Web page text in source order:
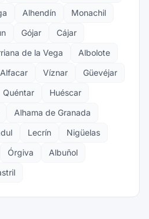
Alhendín
Monachil
Gójar
Cájar
de la Vega
Albolote
Alfacar Víznar
Güevéjar
Quéntar
Huéscar
Alhama de Granada
Lecrín
Nigüelas
Órgiva
Albuñol